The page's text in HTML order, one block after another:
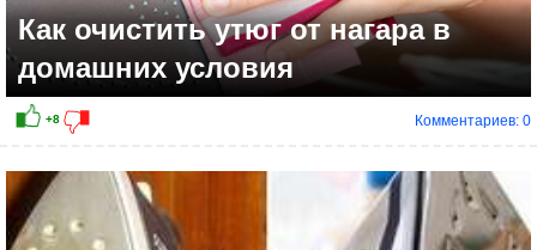
Как очистить утюг от нагара в
домашних условия
Комментариев: 0